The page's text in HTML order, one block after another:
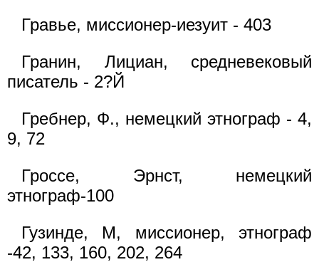
Гравье, миссионер-иезуит - 403
Гранин, Лициан, средневековый
писатель - 2?Й
Гребнер, Ф., немецкий этнограф - 4,
9, 72
Гроссе, Эрнст, немецкий
этнограф-100
Гузинде, М, миссионер, этнограф
-42, 133, 160, 202, 264